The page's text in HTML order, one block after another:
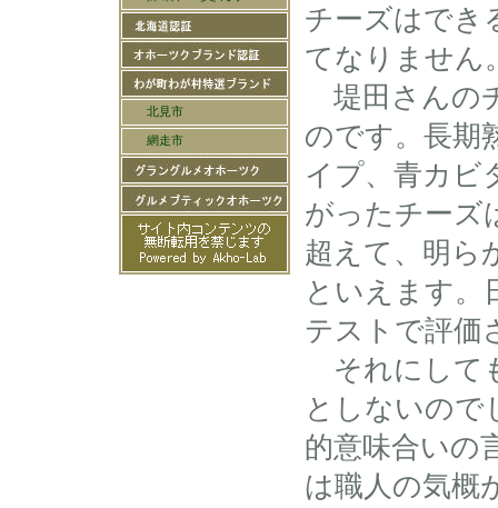
チーズはでき
てなりません
堤田さんの
のです。長期
イプ、青カビ
がったチーズ
超えて、明ら
といえます。
テストで評価
それにして
としないので
的意味合いの
は職人の気概